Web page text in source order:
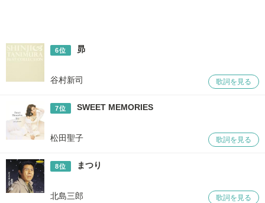
6位 昴
谷村新司 歌詞を見る
7位 SWEET MEMORIES
松田聖子 歌詞を見る
8位 まつり
北島三郎 歌詞を見る